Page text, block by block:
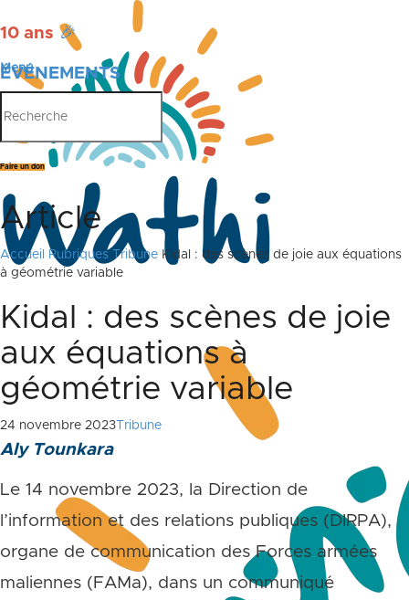
10 ans 🎉
ÉVÉNEMENTS
PUBLICATIONS
Menu
Faire un don
Article
Accueil Rubriques Tribune Kidal : des scènes de joie aux équations
à géométrie variable
Kidal : des scènes de joie
aux équations à
géométrie variable
24 novembre 2023 Tribune
Aly Tounkara
Le 14 novembre 2023, la Direction de
l’information et des relations publiques (DIRPA),
organe de communication des Forces armées
maliennes (FAMa), dans un communiqué